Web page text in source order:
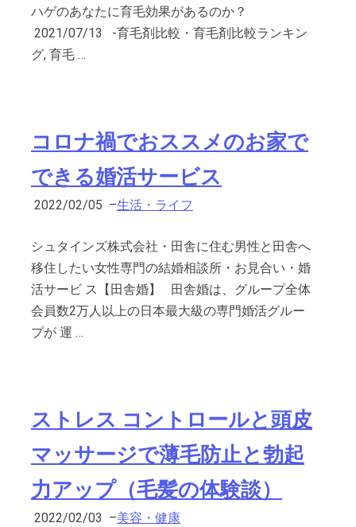
ハゲのあなたに育毛効果があるのか？
2021/07/13 -育毛剤比較・育毛剤比較ランキン
グ, 育毛 …
コロナ禍でおススメのお家で
できる婚活サービス
2022/02/05 –生活・ライフ
シュタインズ株式会社・田舎に住む男性と田舎へ
移住したい女性専門の結婚相談所・お見合い・婚
活サービ ス【田舎婚】 田舎婚は、グループ全体
会員数2万人以上の日本最大級の専門婚活グルー
プが 運 …
ストレス コントロールと頭皮
マッサージで薄毛防止と勃起
力アップ（毛髪の体験談）
2022/02/03 –美容・健康